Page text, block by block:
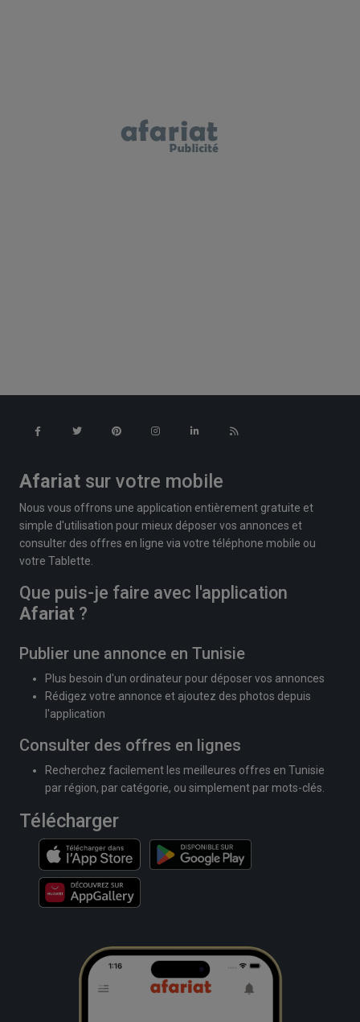
Afariat sur votre mobile
Nous vous offrons une application entièrement gratuite et
simple d'utilisation pour mieux déposer vos annonces et
consulter des offres en ligne via votre téléphone mobile ou
votre Tablette.
Que puis-je faire avec l'application
Afariat ?
Publier une annonce en Tunisie
Plus besoin d'un ordinateur pour déposer vos annonces
Rédigez votre annonce et ajoutez des photos depuis
l'application
Consulter des offres en lignes
Recherchez facilement les meilleures offres en Tunisie
par région, par catégorie, ou simplement par mots-clés.
Télécharger